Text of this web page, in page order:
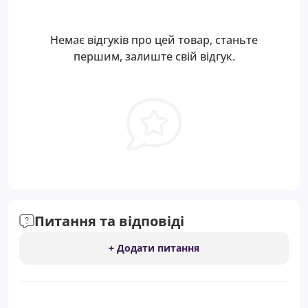
Немає відгуків про цей товар, станьте
першим, залиште свій відгук.
Питання та відповіді
+ Додати питання